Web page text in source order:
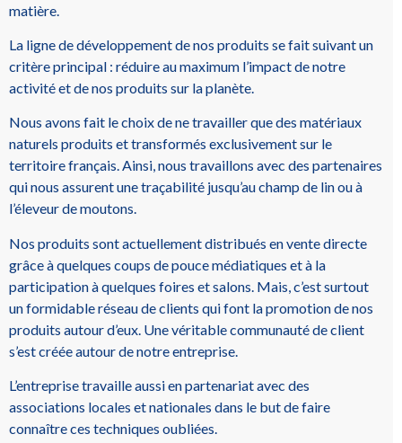
matière.
La ligne de développement de nos produits se fait suivant un
critère principal : réduire au maximum l’impact de notre
activité et de nos produits sur la planète.
Nous avons fait le choix de ne travailler que des matériaux
naturels produits et transformés exclusivement sur le
territoire français.Ainsi, nous travaillons avec des partenaires
qui nous assurent une traçabilité jusqu’au champ de lin ou à
l’éleveur de moutons.
Nos produits sont actuellement distribués en vente directe
grâce à quelques coups de pouce médiatiques et à la
participation à quelques foires et salons. Mais,c’est surtout
un formidable réseau de clients qui font la promotion de nos
produits autour d’eux. Une véritable communauté de client
s’est créée autour de notre entreprise.
L’entreprise travaille aussi en partenariat avec des
associations locales et nationales dans le but de faire
connaître ces techniques oubliées.